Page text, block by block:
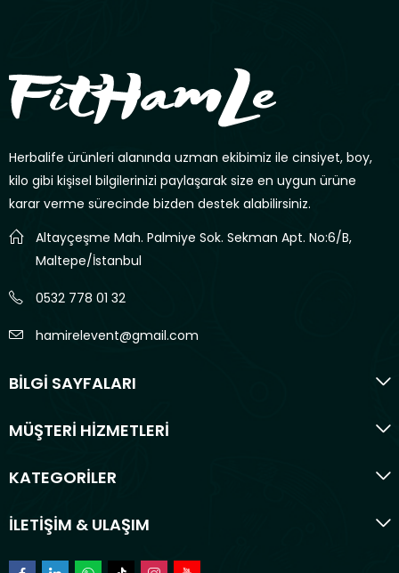
Herbalife ürünleri alanında uzman ekibimiz ile cinsiyet, boy,
kilo gibi kişisel bilgilerinizi paylaşarak size en uygun ürüne
karar verme sürecinde bizden destek alabilirsiniz.
Altayçeşme Mah. Palmiye Sok. Sekman Apt. No:6/B,
Maltepe/İstanbul
0532 778 01 32
hamirelevent@gmail.com
BİLGİ SAYFALARI
MÜŞTERİ HİZMETLERİ
KATEGORİLER
İLETİŞİM & ULAŞIM